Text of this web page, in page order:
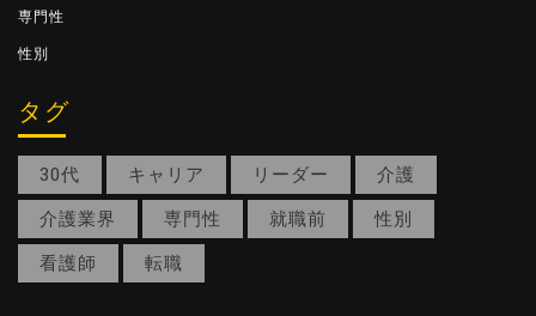
専門性
性別
タグ
30代 キャリア リーダー 介護
介護業界 専門性 就職前 性別
看護師 転職